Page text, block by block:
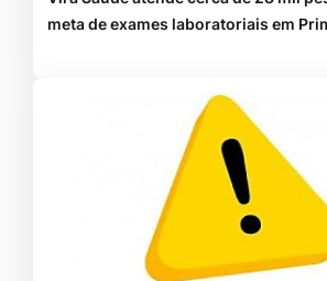
meta de exames laboratoriais em